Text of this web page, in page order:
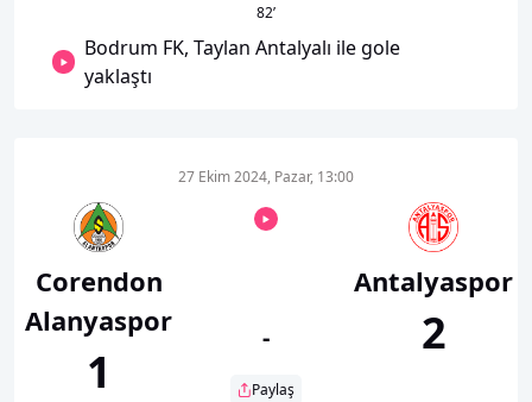
82’
Bodrum FK, Taylan Antalyalı ile gole
yaklaştı
Corendon
Alanyaspor
1
27 Ekim 2024, Pazar, 13:00
-
Paylaş
Antalyaspor
2